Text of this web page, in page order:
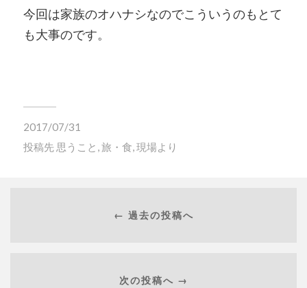
今回は家族のオハナシなのでこういうのもとて
も大事のです。
2017/07/31
投稿先 思うこと ,旅・食,現場より
← 過去の投稿へ
次の投稿へ →